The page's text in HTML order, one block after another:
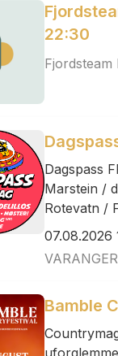
22:30
Fjordsteam
Dagspass
Marstein /
Rotevatn /
07.08.2026
Bamble